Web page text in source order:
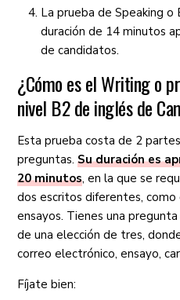
La prueba de Speaking o
duración de 14 minutos
de candidatos.
¿Cómo es el Writing o
nivel B2 de inglés de
Esta prueba costa de 2
preguntas.Su duración es
20 minutos, en la que se
dos escritos diferentes, como
ensayos. Tienes una
de una elección de tres,
correo electrónico, ensayo,
Fíjate bien: